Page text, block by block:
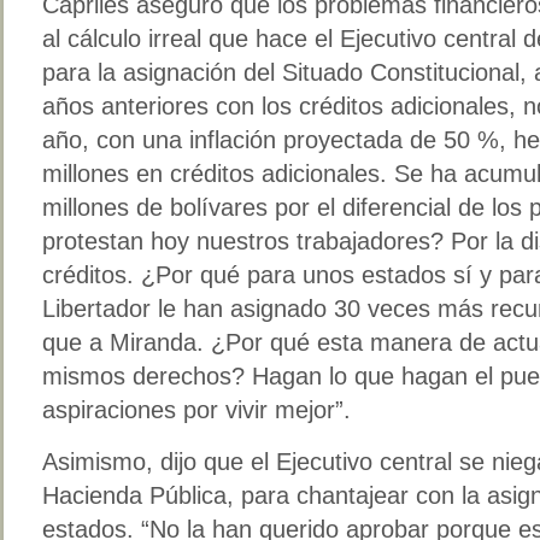
al cálculo irreal que hace el Ejecutivo central
para la asignación del Situado Constitucional,
años anteriores con los créditos adicionales,
año, con una inflación proyectada de 50 %,
millones en créditos adicionales. Se ha
millones de bolívares por el diferencial de los
protestan hoy nuestros trabajadores? Por la
créditos. ¿Por qué para unos estados sí y
Libertador le han asignado 30 veces más
que a Miranda. ¿Por qué esta manera de
mismos derechos? Hagan lo que hagan el
aspiraciones por vivir mejor”.
Asimismo, dijo que el Ejecutivo central se
Hacienda Pública, para chantajear con la
estados. “No la han querido aprobar porque